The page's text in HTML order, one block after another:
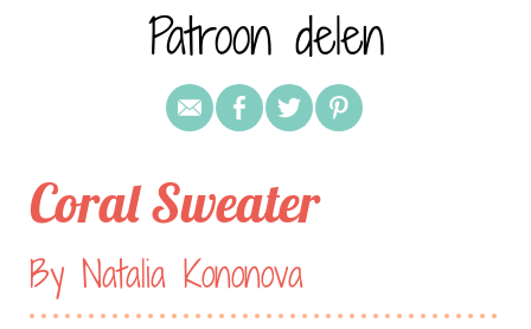
Patroon delen
Coral Sweater
By Natalia Kononova